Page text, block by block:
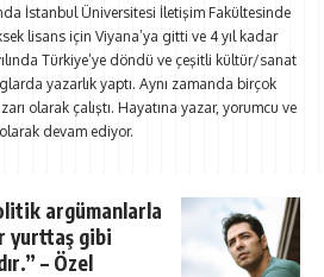
İstanbul Üniversitesi İletişim Fakültesinde
lisans için Viyana’ya gitti ve 4 yıl kadar
Türkiye’ye döndü ve çeşitli kültür/sanat
yazarlık yaptı. Aynı zamanda birçok
olarak çalıştı. Hayatına yazar, yorumcu ve
olarak devam ediyor.
argümanlarla
yurttaş gibi
– Özel